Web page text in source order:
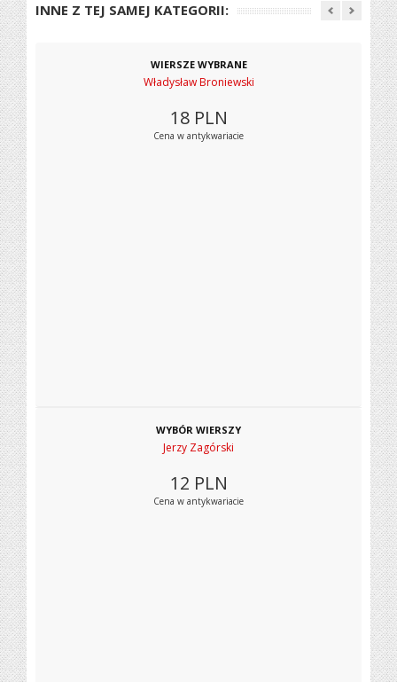
INNE Z TEJ SAMEJ KATEGORII:
WIERSZE WYBRANE
Władysław Broniewski
18 PLN
Cena w antykwariacie
WYBÓR WIERSZY
Jerzy Zagórski
12 PLN
Cena w antykwariacie